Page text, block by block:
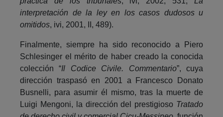
interpretación de la ley en los casos dudosos u
omitidos, ivi, 2001, II, 489).
Finalmente, siempre ha sido reconocido a Piero
Schlesinger el mérito de haber creado la conocida
colección “Il Codice Civile. Commentario”, cuya
dirección traspasó en 2001 a Francesco Donato
Busnelli, para asumir él mismo, tras la muerte de
Luigi Mengoni, la dirección del prestigioso Tratado